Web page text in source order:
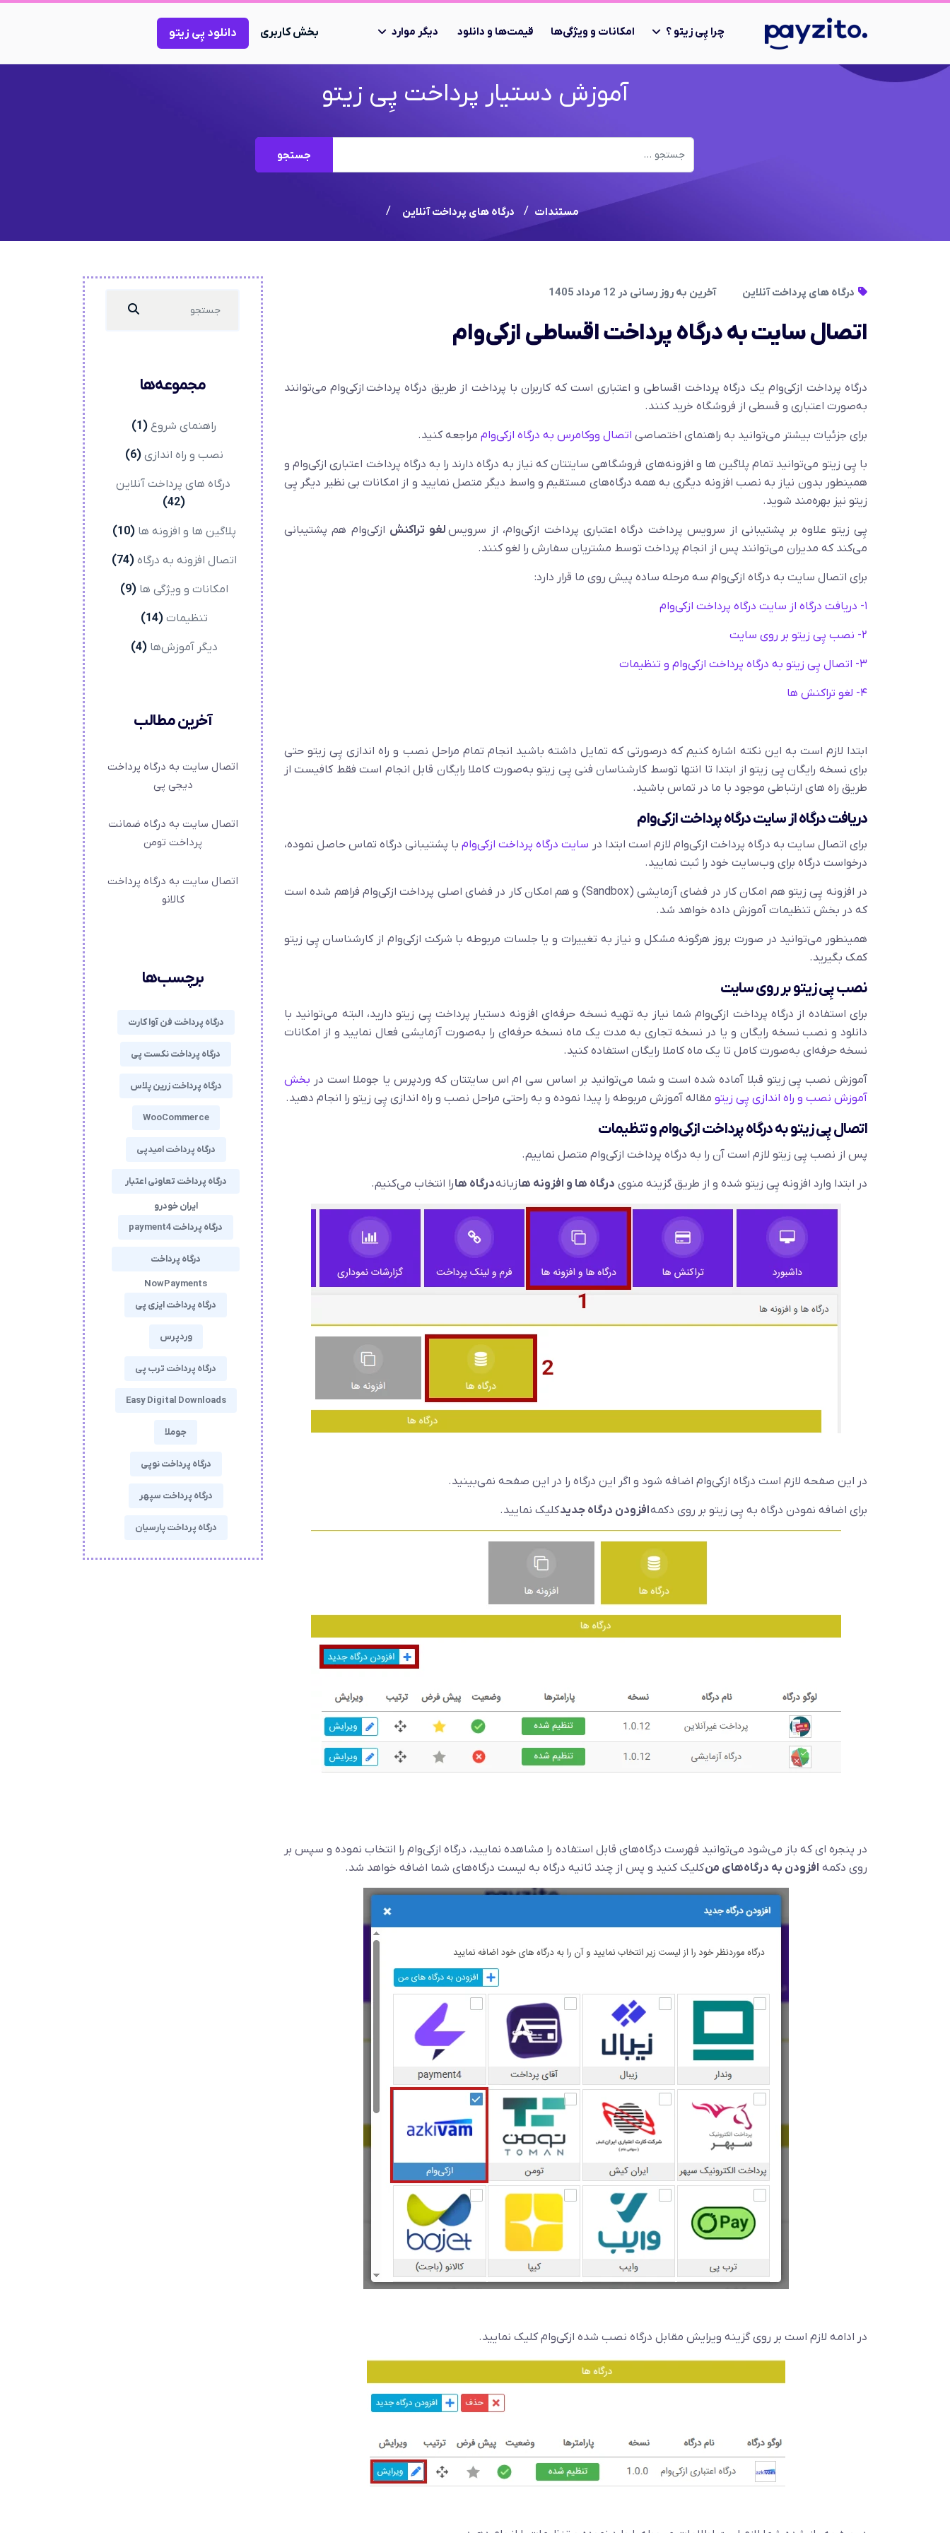
چرا پِی زیتو ؟ امکانات و ویژگی‌ها قیمت‌ها و دانلود دیگر موارد بخش کاربری دانلود پِی زیتو
آموزش دستیار پرداخت پِی زیتو
جستجو
مستندات درگاه های پرداخت آنلاین
درگاه های پرداخت آنلاین آخرین به روز رسانی در 12 مرداد 1405
اتصال سایت به درگاه پرداخت اقساطی ازکی‌وام
درگاه پرداخت ازکی‌وام یک درگاه پرداخت اقساطی و اعتباری است که کاربران با پرداخت از طریق درگاه پرداخت ازکی‌وام می‌توانند
به‌صورت اعتباری و قسطی از فروشگاه خرید کنند.
برای جزئیات بیشتر می‌توانید به راهنمای اختصاصی اتصال ووکامرس به درگاه ازکی‌وام مراجعه کنید.
با پِی زیتو می‌توانید تمام پلاگین ها و افزونه‌های فروشگاهی سایتتان که نیاز به درگاه دارند را به درگاه پرداخت اعتباری ازکی‌وام و
همینطور بدون نیاز به نصب افزونه دیگری به همه درگاه‌های مستقیم و واسط دیگر متصل نمایید و از امکانات بی نظیر دیگر پِی
زیتو نیز بهره‌مند شوید.
پِی زیتو علاوه بر پشتیبانی از سرویس پرداخت درگاه اعتباری پرداخت ازکی‌وام، از سرویس لغو تراکنش ازکی‌وام هم پشتیبانی
می‌کند که مدیران می‌توانند پس از انجام پرداخت توسط مشتریان سفارش را لغو کنند.
برای اتصال سایت به درگاه ازکی‌وام سه مرحله ساده پیش روی ما قرار دارد:
۱- دریافت درگاه از سایت درگاه پرداخت ازکی‌وام
۲- نصب پِی زیتو بر روی سایت
۳- اتصال پِی زیتو به درگاه پرداخت ازکی‌وام و تنظیمات
۴- لغو تراکنش ها
ابتدا لازم است به این نکته اشاره کنیم که درصورتی که تمایل داشته باشید انجام تمام مراحل نصب و راه اندازی پِی زیتو حتی
برای نسخه رایگان پِی زیتو از ابتدا تا انتها توسط کارشناسان فنی پِی زیتو به‌صورت کاملا رایگان قابل انجام است فقط کافیست از
طریق راه های ارتباطی موجود با ما در تماس باشید.
دریافت درگاه از سایت درگاه پرداخت ازکی‌وام
برای اتصال سایت به درگاه پرداخت ازکی‌وام لازم است ابتدا در سایت درگاه پرداخت ازکی‌وامبا پشتیبانی درگاه تماس حاصل نموده،
درخواست درگاه برای وب‌سایت خود را ثبت نمایید.
در افزونه پِی زیتو هم امکان کار در فضای آزمایشی (Sandbox) و هم امکان کار در فضای اصلی پرداخت ازکی‌وام فراهم شده است
که در بخش تنظیمات آموزش داده خواهد شد.
همینطور می‌توانید در صورت بروز هرگونه مشکل و نیاز به تغییرات و یا جلسات مربوطه با شرکت ازکی‌وام از کارشناسان پِی زیتو
کمک بگیرید.
نصب پِی زیتو بر روی سایت
برای استفاده از درگاه پرداخت ازکی‌وام شما نیاز به تهیه نسخه حرفه‌ای افزونه دستیار پرداخت پِی زیتو دارید، البته می‌توانید با
دانلود و نصب نسخه رایگان و یا در نسخه تجاری به مدت یک ماه نسخه حرفه‌ای را به‌صورت آزمایشی فعال نمایید و از امکانات
نسخه حرفه‌ای به‌صورت کامل تا یک ماه کاملا رایگان استفاده کنید.
آموزش نصب پِی زیتو قبلا آماده شده است و شما می‌توانید بر اساس سی ام اس سایتتان که وردپرس یا جوملا است در بخش
آموزش نصب و راه اندازی پِی زیتو مقاله آموزش مربوطه را پیدا نموده و به راحتی مراحل نصب و راه اندازی پِی زیتو را انجام دهید.
اتصال پِی زیتو به درگاه پرداخت ازکی‌وام و تنظیمات
پس از نصب پِی زیتو لازم است آن را به درگاه پرداخت ازکی‌وام متصل نماییم.
در ابتدا وارد افزونه پِی زیتو شده و از طریق گزینه منوی درگاه ها و افزونه هازبانهدرگاه هارا انتخاب می‌کنیم.
در این صفحه لازم است درگاه ازکی‌وام اضافه شود و اگر این درگاه را در این صفحه نمی‌بینید.
برای اضافه نمودن درگاه به پِی زیتو بر روی دکمهافزودن درگاه جدیدکلیک نمایید.
در پنجره ای که باز می‌شود می‌توانید فهرست درگاه‌های قابل استفاده را مشاهده نمایید، درگاه ازکی‌وام را انتخاب نموده و سپس بر
روی دکمه افزودن به درگاه‌های منکلیک کنید و پس از چند ثانیه درگاه به لیست درگاه‌های شما اضافه خواهد شد.
در ادامه لازم است بر روی گزینه ویرایش مقابل درگاه نصب شده ازکی‌وام کلیک نمایید.
مجموعه‌ها
راهنمای شروع (1)
نصب و راه اندازی (6)
درگاه های پرداخت آنلاین
(42)
پلاگین ها و افزونه ها (10)
اتصال افزونه به درگاه (74)
امکانات و ویژگی ها (9)
تنظیمات (14)
دیگر آموزش‌ها (4)
آخرین مطالب
اتصال سایت به درگاه پرداخت
دیجی پی
اتصال سایت به درگاه ضمانت
پرداخت تومن
اتصال سایت به درگاه پرداخت
کالانو
برچسب‌ها
درگاه پرداخت فن آوا کارت
درگاه پرداخت نکست پی
درگاه پرداخت زرین پلاس
WooCommerce
درگاه پرداخت امیدپی
درگاه پرداخت تعاونی اعتبار
ایران خودرو
درگاه پرداخت payment4
درگاه پرداخت
NowPayments
درگاه پرداخت ایزی پی
وردپرس
درگاه پرداخت ترب پی
Easy Digital Downloads
جوملا
درگاه پرداخت نوپی
درگاه پرداخت سپهر
درگاه پرداخت پارسیان